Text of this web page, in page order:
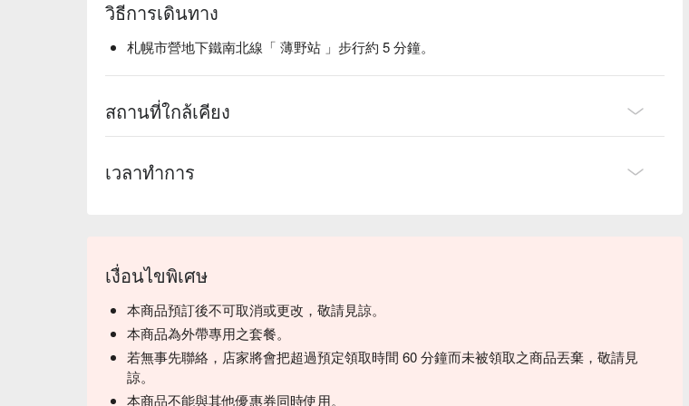
วิธีการเดินทาง
札幌市營地下鐵南北線「 薄野站 」步行約 5 分鐘。
สถานที่ใกล้เคียง
เวลาทำการ
เงื่อนไขพิเศษ
本商品預訂後不可取消或更改，敬請見諒。
本商品為外帶專用之套餐。
若無事先聯絡，店家將會把超過預定領取時間 60 分鐘而未被領取之商品丟棄，敬請見
諒。
本商品不能與其他優惠券同時使用。